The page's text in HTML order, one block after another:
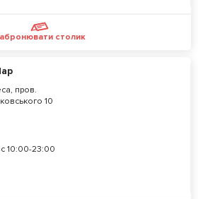
столик
пров.
10
10:00-23:00